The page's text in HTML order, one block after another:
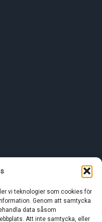
vi teknologier som cookies för
Genom att samtycka
data såsom
Att inte samtycka, eller